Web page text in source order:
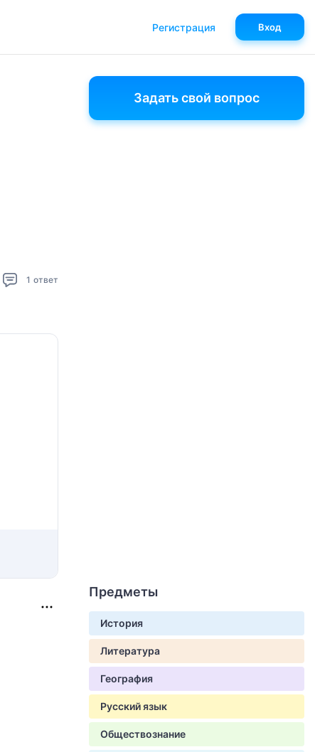
1 ответ
Задать свой вопрос
Предметы
История
Литература
География
Русский язык
Обществознание
Регистрация Вход